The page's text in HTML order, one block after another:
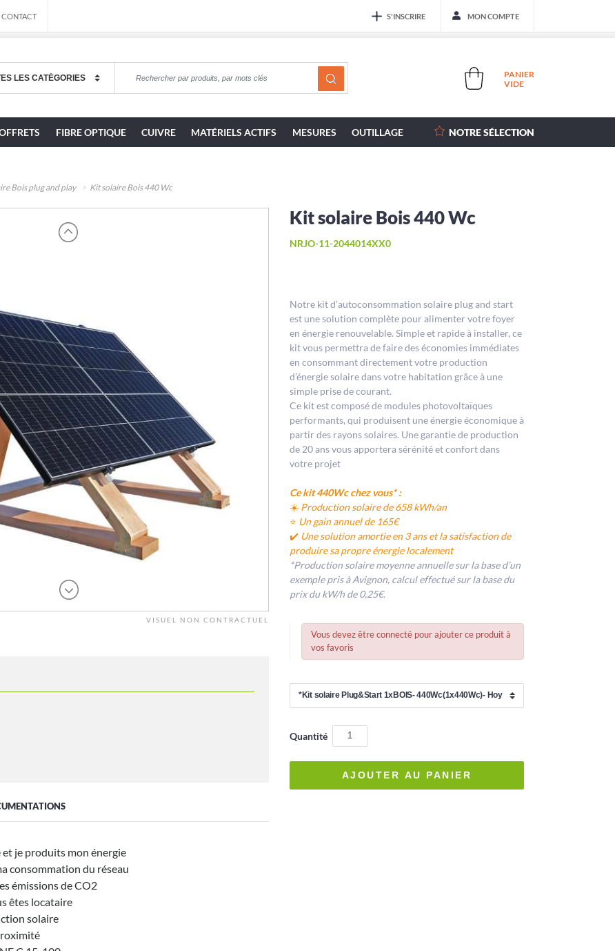
CONTACT S'INSCRIRE MON COMPTE
PANIER
VIDE
FIBRE OPTIQUE CUIVRE MATÉRIELS ACTIFS MESURES OUTILLAGE NOTRE SÉLECTION
Bois plug and play Kit solaire Bois 440 Wc
VISUEL NON CONTRACTUEL
et je produits mon énergie
consommation du réseau
émissions de CO2
êtes locataire
solaire
Kit solaire Bois 440 Wc
NRJO-11-2044014XX0
Notre kit d’autoconsommation solaire plug and start
est une solution complète pour alimenter votre foyer
en énergie renouvelable. Simple et rapide à installer, ce
kit vous permettra de faire des économies immédiates
en consommant directement votre production
d’énergie solaire dans votre habitation grâce à une
simple prise de courant.
Ce kit est composé de modules photovoltaïques
performants, qui produisent une énergie économique à
partir des rayons solaires. Une garantie de production
de 20 ans vous apportera sérénité et confort dans
votre projet
Ce kit 440Wc chez vous* :
☀️ Production solaire de 658 kWh/an
⭐ Un gain annuel de 165€
✔️ Une solution amortie en 3 ans et la satisfaction de
produire sa propre énergie localement
*Production solaire moyenne annuelle sur la base d’un
exemple pris à Avignon, calcul effectué sur la base du
prix du kW/h de 0,25€.
Vous devez être connecté pour ajouter ce produit à
vos favoris
Quantité